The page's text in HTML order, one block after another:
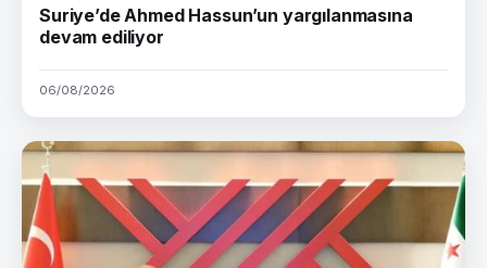
Suriye’de Ahmed Hassun’un yargılanmasına
devam ediliyor
06/08/2026